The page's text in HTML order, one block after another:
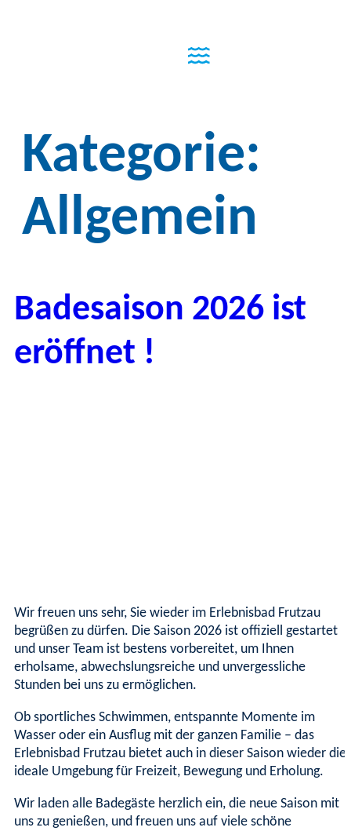
Kategorie:
Allgemein
Badesaison 2026 ist
eröffnet !
Wir freuen uns sehr, Sie wieder im Erlebnisbad Frutzau
begrüßen zu dürfen. Die Saison 2026 ist offiziell gestartet
und unser Team ist bestens vorbereitet, um Ihnen
erholsame, abwechslungsreiche und unvergessliche
Stunden bei uns zu ermöglichen.
Ob sportliches Schwimmen, entspannte Momente im
Wasser oder ein Ausflug mit der ganzen Familie – das
Erlebnisbad Frutzau bietet auch in dieser Saison wieder die
ideale Umgebung für Freizeit, Bewegung und Erholung.
Wir laden alle Badegäste herzlich ein, die neue Saison mit
uns zu genießen, und freuen uns auf viele schöne